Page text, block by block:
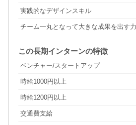
実践的なデザインスキル
チーム一丸となって大きな成果を出す力
この長期インターンの特徴
ベンチャー/スタートアップ
時給1000円以上
時給1200円以上
交通費支給